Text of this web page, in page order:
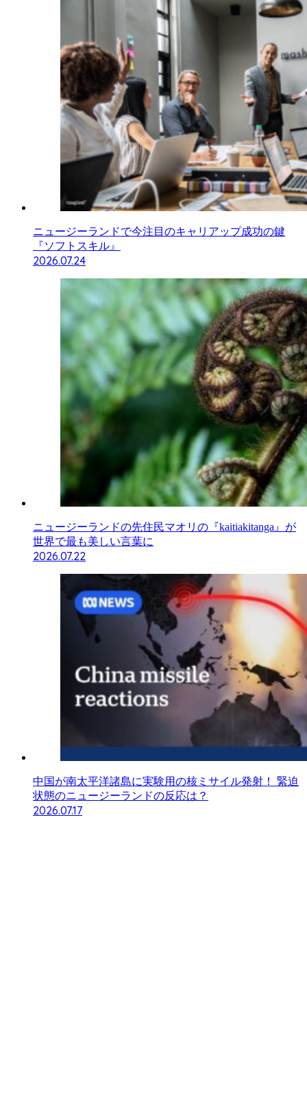
ニュージーランドで今注目のキャリアップ成功の鍵
『ソフトスキル』
2026.07.24
ニュージーランドの先住民マオリの『kaitiakitanga』が
世界で最も美しい言葉に
2026.07.22
中国が南太平洋諸島に実験用の核ミサイル発射！ 緊迫
状態のニュージーランドの反応は？
2026.07.17